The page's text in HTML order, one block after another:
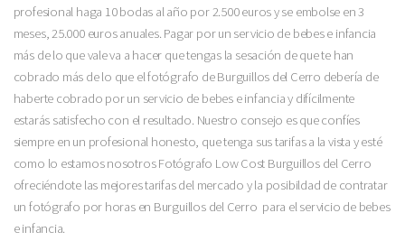
profesional haga 10 bodas al año por 2.500 euros y se embolse en 3
meses, 25.000 euros anuales. Pagar por un servicio de bebes e infancia
más de lo que vale va a hacer que tengas la sesación de que te han
cobrado más de lo que el fotógrafo de Burguillos del Cerro debería de
haberte cobrado por un servicio de bebes e infancia y difícilmente
estarás satisfecho con el resultado. Nuestro consejo es que confíes
siempre en un profesional honesto, que tenga sus tarifas a la vista y esté
como lo estamos nosotros Fotógrafo Low Cost Burguillos del Cerro
ofreciéndote las mejores tarifas del mercado y la posibildad de contratar
un fotógrafo por horas en Burguillos del Cerro para el servicio de bebes
e infancia.